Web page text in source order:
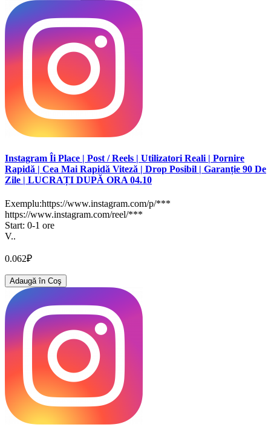
Instagram Îi Place | Post / Reels | Utilizatori Reali | Pornire
Rapidă | Cea Mai Rapidă Viteză | Drop Posibil | Garanție 90 De
Zile | LUCRAȚI DUPĂ ORA 04.10
Exemplu:https://www.instagram.com/p/***
https://www.instagram.com/reel/***
Start: 0-1 ore
V..
0.062₽
Adaugă în Coş